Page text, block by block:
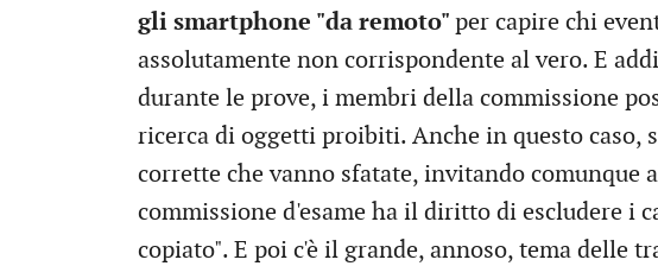
gli smartphone "da remoto" per capire chi
assolutamente non corrispondente al vero. E
durante le prove, i membri della commissione
ricerca di oggetti proibiti. Anche in questo
corrette che vanno sfatate, invitando comunque
commissione d'esame ha il diritto di escludere i
copiato". E poi c'è il grande, annoso, tema delle